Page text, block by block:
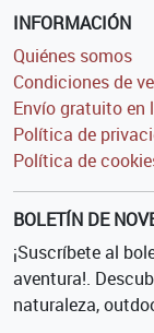
INFORMACIÓN
Quiénes somos
Condiciones de
Envío gratuito en
Política de
Política de
BOLETÍN DE
¡Suscríbete al
aventura!.
naturaleza,